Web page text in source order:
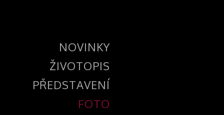
NOVINKY
ŽIVOTOPIS
PŘEDSTAVENÍ
FOTO